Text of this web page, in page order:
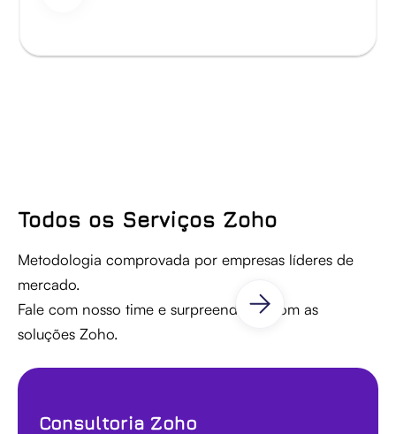
Todos os Serviços Zoho
Metodologia comprovada por empresas líderes de
mercado.
Fale com nosso time e surpreenda-se com as
soluções Zoho.
Consultoria Zoho